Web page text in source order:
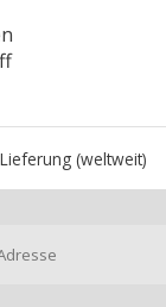
(weltweit)